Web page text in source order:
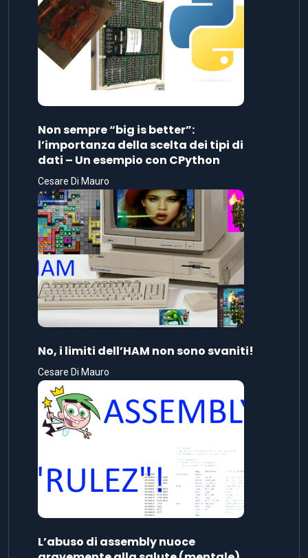
Non sempre “big is better”:
l’importanza della scelta dei tipi di
dati – Un esempio con CPython
Cesare Di Mauro
No, i limiti dell’HAM non sono svaniti!
Cesare Di Mauro
L’abuso di assembly nuoce